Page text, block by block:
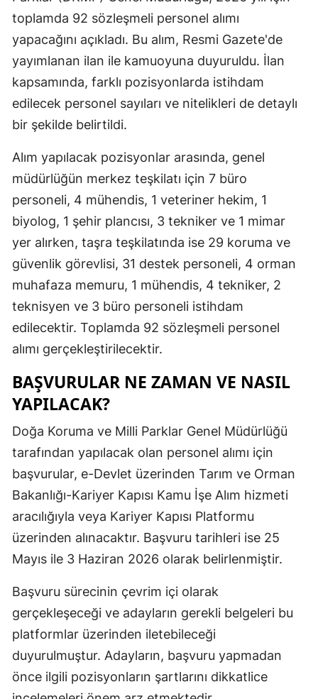
Erzincan
Erzurum
Eskişehir
Giresun
Gümüşhane
Hakkari
Isparta
Kastamonu
Kayseri
Kırklareli
Kocaeli
Manisa
toplamda 92 sözleşmeli personel alımı
yapacağını açıkladı. Bu alım, Resmi Gazete'de
yayımlanan ilan ile kamuoyuna duyuruldu. İlan
kapsamında, farklı pozisyonlarda istihdam
edilecek personel sayıları ve nitelikleri de detaylı
bir şekilde belirtildi.
Alım yapılacak pozisyonlar arasında, genel
müdürlüğün merkez teşkilatı için 7 büro
personeli, 4 mühendis, 1 veteriner hekim, 1
biyolog, 1 şehir plancısı, 3 tekniker ve 1 mimar
yer alırken, taşra teşkilatında ise 29 koruma ve
güvenlik görevlisi, 31 destek personeli, 4 orman
muhafaza memuru, 1 mühendis, 4 tekniker, 2
teknisyen ve 3 büro personeli istihdam
edilecektir. Toplamda 92 sözleşmeli personel
alımı gerçekleştirilecektir.
BAŞVURULAR NE ZAMAN VE NASIL
YAPILACAK?
Doğa Koruma ve Milli Parklar Genel Müdürlüğü
tarafından yapılacak olan personel alımı için
başvurular, e-Devlet üzerinden Tarım ve Orman
Bakanlığı-Kariyer Kapısı Kamu İşe Alım hizmeti
aracılığıyla veya Kariyer Kapısı Platformu
üzerinden alınacaktır. Başvuru tarihleri ise 25
Mayıs ile 3 Haziran 2026 olarak belirlenmiştir.
Başvuru sürecinin çevrim içi olarak
gerçekleşeceği ve adayların gerekli belgeleri bu
platformlar üzerinden iletebileceği
duyurulmuştur. Adayların, başvuru yapmadan
önce ilgili pozisyonların şartlarını dikkatlice